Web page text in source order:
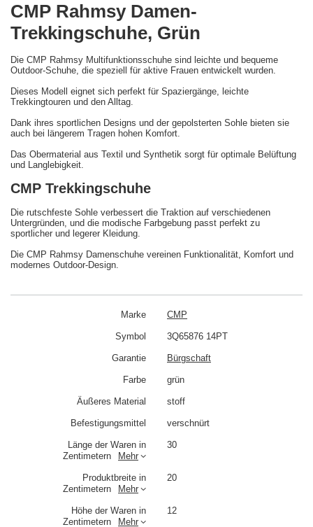
CMP Rahmsy Damen-
Trekkingschuhe, Grün
Die CMP Rahmsy Multifunktionsschuhe sind leichte und bequeme
Outdoor-Schuhe, die speziell für aktive Frauen entwickelt wurden.
Dieses Modell eignet sich perfekt für Spaziergänge, leichte
Trekkingtouren und den Alltag.
Dank ihres sportlichen Designs und der gepolsterten Sohle bieten sie
auch bei längerem Tragen hohen Komfort.
Das Obermaterial aus Textil und Synthetik sorgt für optimale Belüftung
und Langlebigkeit.
CMP Trekkingschuhe
Die rutschfeste Sohle verbessert die Traktion auf verschiedenen
Untergründen, und die modische Farbgebung passt perfekt zu
sportlicher und legerer Kleidung.
Die CMP Rahmsy Damenschuhe vereinen Funktionalität, Komfort und
modernes Outdoor-Design.
Marke CMP
Symbol 3Q65876 14PT
Garantie Bürgschaft
Farbe grün
Äußeres Material stoff
Befestigungsmittel verschnürt
Länge der Waren in
Zentimetern
Mehr
30
Produktbreite in
Zentimetern
Mehr
20
Höhe der Waren in
Zentimetern
Mehr
12